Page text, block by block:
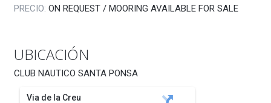
PRECIO: ON REQUEST / MOORING AVAILABLE FOR SALE
UBICACIÓN
CLUB NAUTICO SANTA PONSA
Via de la Creu